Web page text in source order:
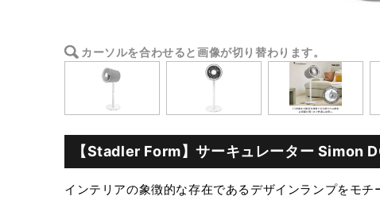
カーソルを合わせると画像が切り替わります。
【Stadler Form】サーキュレーター Simon
インテリアの象徴的な存在であるデザインランプをモ